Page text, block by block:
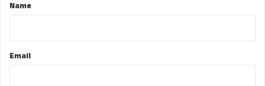
*Name
Email